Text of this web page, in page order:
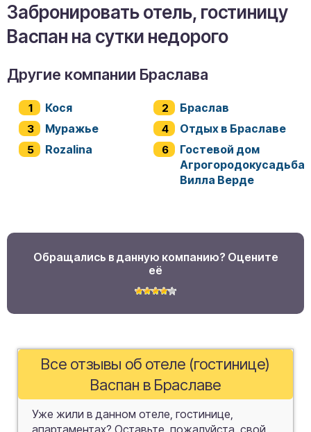
Забронировать отель, гостиницу
Васпан на сутки недорого
Другие компании Браслава
Кося
Браслав
Муражье
Отдых в Браславе
Rozalina
Гостевой дом
Агрогородокусадьба
Вилла Верде
Обращались в данную компанию? Оцените
её
Все отзывы об отеле (гостинице)
Васпан в Браславе
Уже жили в данном отеле, гостинице,
апартаментах? Оставьте, пожалуйста, свой